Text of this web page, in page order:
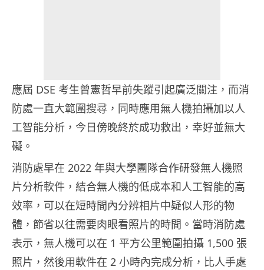
應屆 DSE 考生曾憲哲早前失蹤引起廣泛關注，而消
防處一直大範圍搜尋，同時應用無人機拍攝加以人
工智能分析，今日傍晚終於成功救出，幸好並無大
礙。
消防處早在 2022 年與大學團隊合作研發無人機照
片分析軟件，結合無人機的低成本和人工智能的高
效率，可以在短時間內分辨相片中疑似人形的物
體，節省以往需要肉眼看照片的時間。當時消防處
表示，無人機可以在 1 平方公里範圍拍攝 1,500 張
照片，然後用軟件在 2 小時內完成分析，比人手處